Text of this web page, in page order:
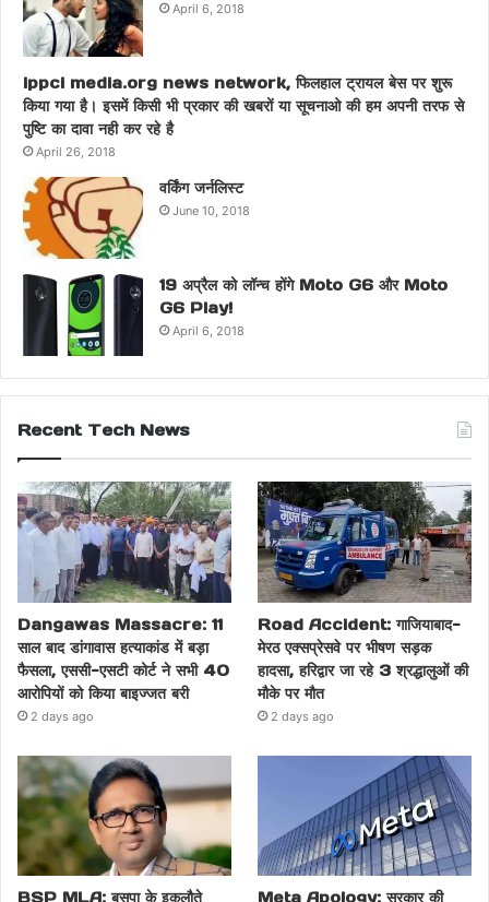
April 6, 2018
ippci media.org news network, फिलहाल ट्रायल बेस पर शुरू
किया गया है। इसमें किसी भी प्रकार की खबरों या सूचनाओ की हम अपनी तरफ से
पुष्टि का दावा नही कर रहे है
April 26, 2018
वर्किंग जर्नलिस्ट
June 10, 2018
19 अप्रैल को लॉन्च होंगे Moto G6 और Moto
G6 Play!
April 6, 2018
Recent Tech News
Dangawas Massacre: 11
साल बाद डांगावास हत्याकांड में बड़ा
फैसला, एससी-एसटी कोर्ट ने सभी 40
आरोपियों को किया बाइज्जत बरी
2 days ago
Road Accident: गाजियाबाद-
मेरठ एक्सप्रेसवे पर भीषण सड़क
हादसा, हरिद्वार जा रहे 3 श्रद्धालुओं की
मौके पर मौत
2 days ago
BSP MLA: बसपा के इकलौते
Meta Apology: सरकार की